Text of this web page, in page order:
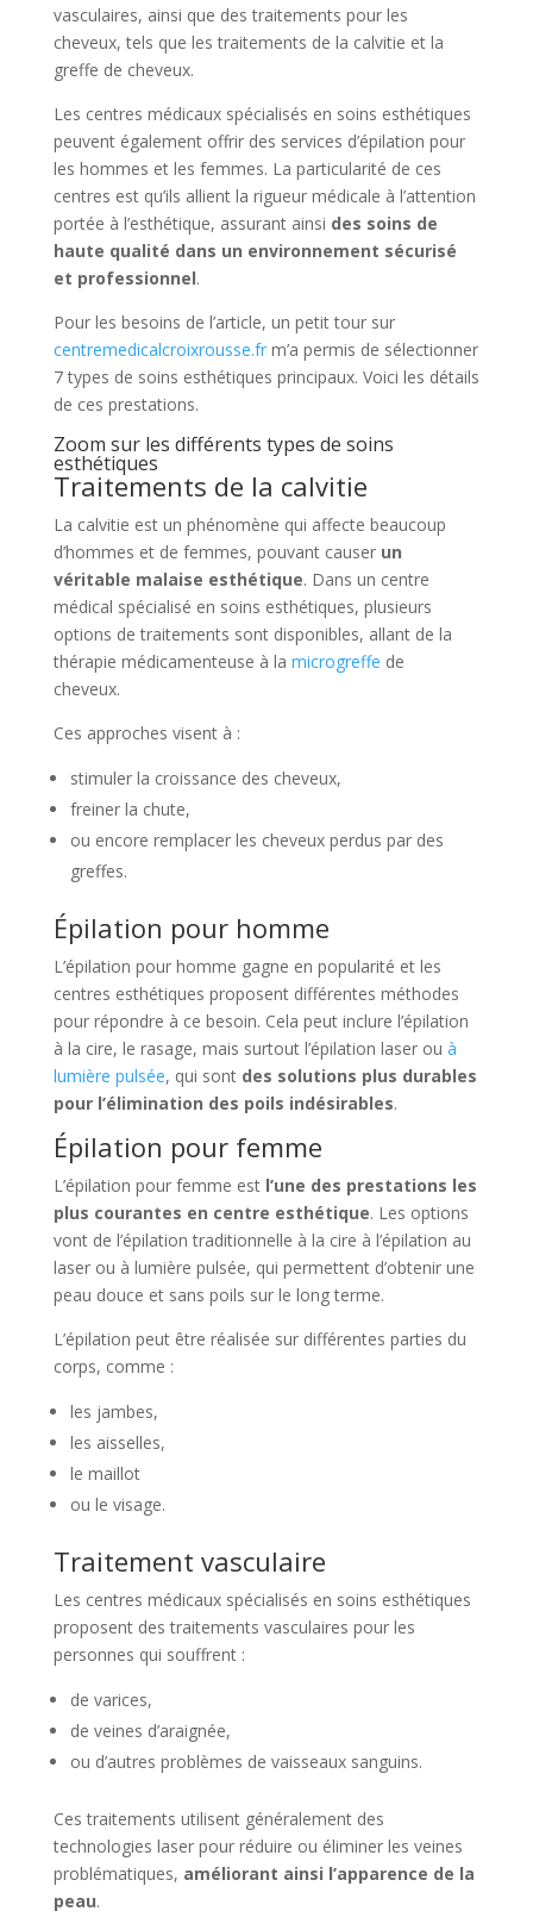
vasculaires, ainsi que des traitements pour les
cheveux, tels que les traitements de la calvitie et la
greffe de cheveux.
Les centres médicaux spécialisés en soins esthétiques
peuvent également offrir des services d’épilation pour
les hommes et les femmes. La particularité de ces
centres est qu’ils allient la rigueur médicale à l’attention
portée à l’esthétique, assurant ainsi des soins de
haute qualité dans un environnement sécurisé
et professionnel.
Pour les besoins de l’article, un petit tour sur
centremedicalcroixrousse.frm’a permis de sélectionner
7 types de soins esthétiques principaux. Voici les détails
de ces prestations.
Zoom sur les différents types de soins
esthétiques
Traitements de la calvitie
La calvitie est un phénomène qui affecte beaucoup
d’hommes et de femmes, pouvant causer un
véritable malaise esthétique. Dans un centre
médical spécialisé en soins esthétiques, plusieurs
options de traitements sont disponibles, allant de la
thérapie médicamenteuse à la microgreffe de
cheveux.
Ces approches visent à :
stimuler la croissance des cheveux,
freiner la chute,
ou encore remplacer les cheveux perdus par des
greffes.
Épilation pour homme
L’épilation pour homme gagne en popularité et les
centres esthétiques proposent différentes méthodes
pour répondre à ce besoin. Cela peut inclure l’épilation
à la cire, le rasage, mais surtout l’épilation laser ou à
lumière pulsée, qui sont des solutions plus durables
pour l’élimination des poils indésirables.
Épilation pour femme
L’épilation pour femme est l’une des prestations les
plus courantes en centre esthétique. Les options
vont de l’épilation traditionnelle à la cire à l’épilation au
laser ou à lumière pulsée, qui permettent d’obtenir une
peau douce et sans poils sur le long terme.
L’épilation peut être réalisée sur différentes parties du
corps, comme :
les jambes,
les aisselles,
le maillot
ou le visage.
Traitement vasculaire
Les centres médicaux spécialisés en soins esthétiques
proposent des traitements vasculaires pour les
personnes qui souffrent :
de varices,
de veines d’araignée,
ou d’autres problèmes de vaisseaux sanguins.
Ces traitements utilisent généralement des
technologies laser pour réduire ou éliminer les veines
problématiques, améliorant ainsi l’apparence de la
peau.